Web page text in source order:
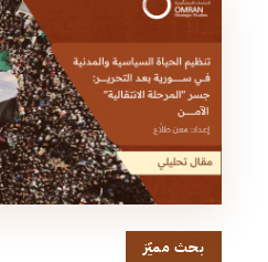
بحث مميّز